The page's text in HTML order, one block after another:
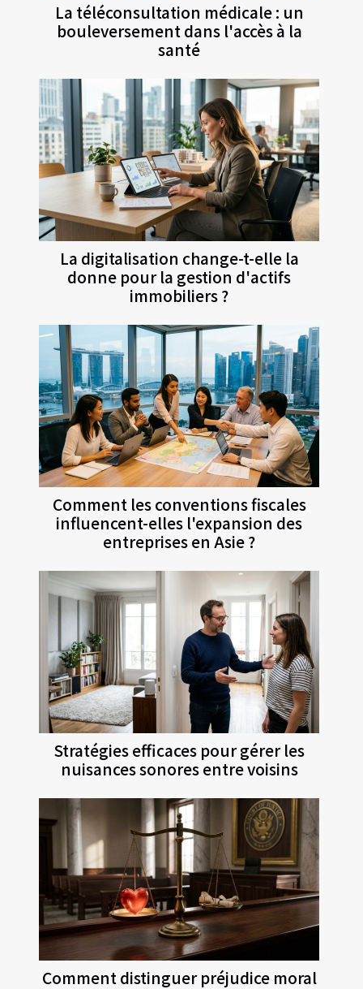
La téléconsultation médicale : un
bouleversement dans l'accès à la
santé
La digitalisation change-t-elle la
donne pour la gestion d'actifs
immobiliers ?
Comment les conventions fiscales
influencent-elles l'expansion des
entreprises en Asie ?
Stratégies efficaces pour gérer les
nuisances sonores entre voisins
Comment distinguer préjudice moral